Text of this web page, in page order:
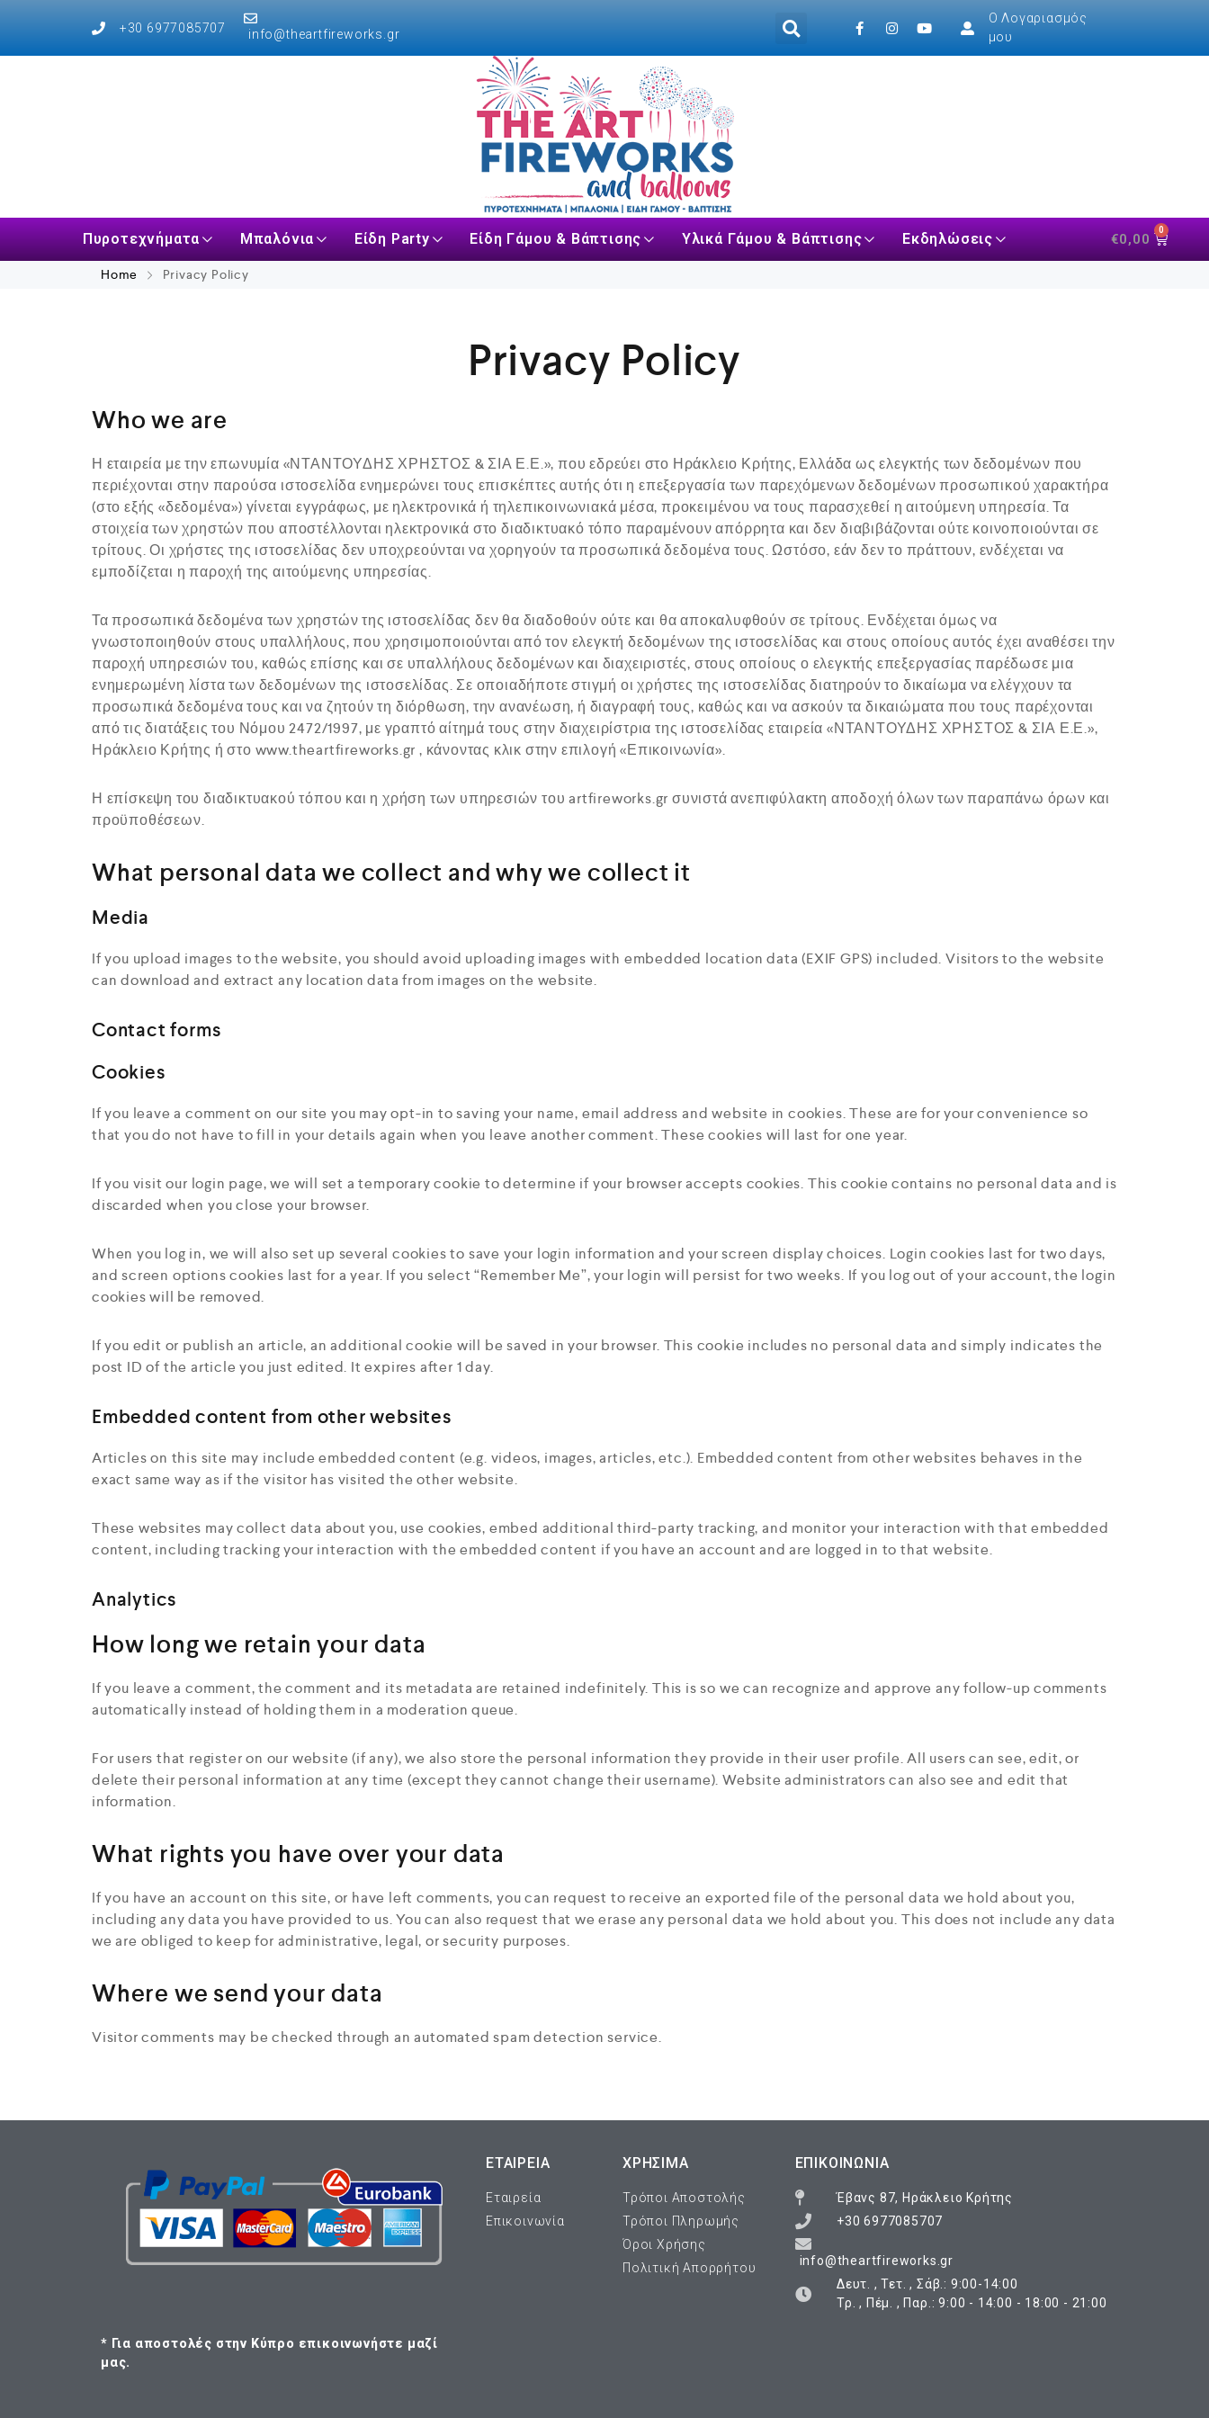
+30 6977085707 info@theartfireworks.gr
Ο Λογαριασμός
μου
Πυροτεχνήματα Μπαλόνια Είδη Party Είδη Γάμου & Βάπτισης Υλικά Γάμου & Βάπτισης Εκδηλώσεις €0,00
0
Home Privacy Policy
Privacy Policy
Who we are
Η εταιρεία με την επωνυμία «ΝΤΑΝΤΟΥΔΗΣ ΧΡΗΣΤΟΣ & ΣΙΑ Ε.Ε.», που εδρεύει στο Ηράκλειο Κρήτης, Ελλάδα ως ελεγκτής των δεδομένων που
περιέχονται στην παρούσα ιστοσελίδα ενημερώνει τους επισκέπτες αυτής ότι η επεξεργασία των παρεχόμενων δεδομένων προσωπικού χαρακτήρα
(στο εξής «δεδομένα») γίνεται εγγράφως, με ηλεκτρονικά ή τηλεπικοινωνιακά μέσα, προκειμένου να τους παρασχεθεί η αιτούμενη υπηρεσία. Τα
στοιχεία των χρηστών που αποστέλλονται ηλεκτρονικά στο διαδικτυακό τόπο παραμένουν απόρρητα και δεν διαβιβάζονται ούτε κοινοποιούνται σε
τρίτους. Οι χρήστες της ιστοσελίδας δεν υποχρεούνται να χορηγούν τα προσωπικά δεδομένα τους. Ωστόσο, εάν δεν το πράττουν, ενδέχεται να
εμποδίζεται η παροχή της αιτούμενης υπηρεσίας.
Τα προσωπικά δεδομένα των χρηστών της ιστοσελίδας δεν θα διαδοθούν ούτε και θα αποκαλυφθούν σε τρίτους. Ενδέχεται όμως να
γνωστοποιηθούν στους υπαλλήλους, που χρησιμοποιούνται από τον ελεγκτή δεδομένων της ιστοσελίδας και στους οποίους αυτός έχει αναθέσει την
παροχή υπηρεσιών του, καθώς επίσης και σε υπαλλήλους δεδομένων και διαχειριστές, στους οποίους ο ελεγκτής επεξεργασίας παρέδωσε μια
ενημερωμένη λίστα των δεδομένων της ιστοσελίδας. Σε οποιαδήποτε στιγμή οι χρήστες της ιστοσελίδας διατηρούν το δικαίωμα να ελέγχουν τα
προσωπικά δεδομένα τους και να ζητούν τη διόρθωση, την ανανέωση, ή διαγραφή τους, καθώς και να ασκούν τα δικαιώματα που τους παρέχονται
από τις διατάξεις του Νόμου 2472/1997, με γραπτό αίτημά τους στην διαχειρίστρια της ιστοσελίδας εταιρεία «ΝΤΑΝΤΟΥΔΗΣ ΧΡΗΣΤΟΣ & ΣΙΑ Ε.Ε.»,
Ηράκλειο Κρήτης ή στο www.theartfireworks.gr , κάνοντας κλικ στην επιλογή «Επικοινωνία».
Η επίσκεψη του διαδικτυακού τόπου και η χρήση των υπηρεσιών του artfireworks.gr συνιστά ανεπιφύλακτη αποδοχή όλων των παραπάνω όρων και
προϋποθέσεων.
What personal data we collect and why we collect it
Media
If you upload images to the website, you should avoid uploading images with embedded location data (EXIF GPS) included. Visitors to the website
can download and extract any location data from images on the website.
Contact forms
Cookies
If you leave a comment on our site you may opt-in to saving your name, email address and website in cookies. These are for your convenience so
that you do not have to fill in your details again when you leave another comment. These cookies will last for one year.
If you visit our login page, we will set a temporary cookie to determine if your browser accepts cookies. This cookie contains no personal data and is
discarded when you close your browser.
When you log in, we will also set up several cookies to save your login information and your screen display choices. Login cookies last for two days,
and screen options cookies last for a year. If you select “Remember Me”, your login will persist for two weeks. If you log out of your account, the login
cookies will be removed.
If you edit or publish an article, an additional cookie will be saved in your browser. This cookie includes no personal data and simply indicates the
post ID of the article you just edited. It expires after 1 day.
Embedded content from other websites
Articles on this site may include embedded content (e.g. videos, images, articles, etc.). Embedded content from other websites behaves in the
exact same way as if the visitor has visited the other website.
These websites may collect data about you, use cookies, embed additional third-party tracking, and monitor your interaction with that embedded
content, including tracking your interaction with the embedded content if you have an account and are logged in to that website.
Analytics
How long we retain your data
If you leave a comment, the comment and its metadata are retained indefinitely. This is so we can recognize and approve any follow-up comments
automatically instead of holding them in a moderation queue.
For users that register on our website (if any), we also store the personal information they provide in their user profile. All users can see, edit, or
delete their personal information at any time (except they cannot change their username). Website administrators can also see and edit that
information.
What rights you have over your data
If you have an account on this site, or have left comments, you can request to receive an exported file of the personal data we hold about you,
including any data you have provided to us. You can also request that we erase any personal data we hold about you. This does not include any data
we are obliged to keep for administrative, legal, or security purposes.
Where we send your data
Visitor comments may be checked through an automated spam detection service.
* Για αποστολές στην Κύπρο επικοινωνήστε μαζί
μας.
ΕΤΑΙΡΕΊΑ
Εταιρεία
Επικοινωνία
ΧΡΗΣΙΜΑ
Τρόποι Αποστολής
Τρόποι Πληρωμής
Όροι Χρήσης
Πολιτική Απορρήτου
ΕΠΙΚΟΙΝΩΝΊΑ
Έβανς 87, Ηράκλειο Κρήτης
+30 6977085707
info@theartfireworks.gr
Δευτ. , Τετ. , Σάβ.: 9:00-14:00
Τρ. , Πέμ. , Παρ.: 9:00 - 14:00 - 18:00 - 21:00